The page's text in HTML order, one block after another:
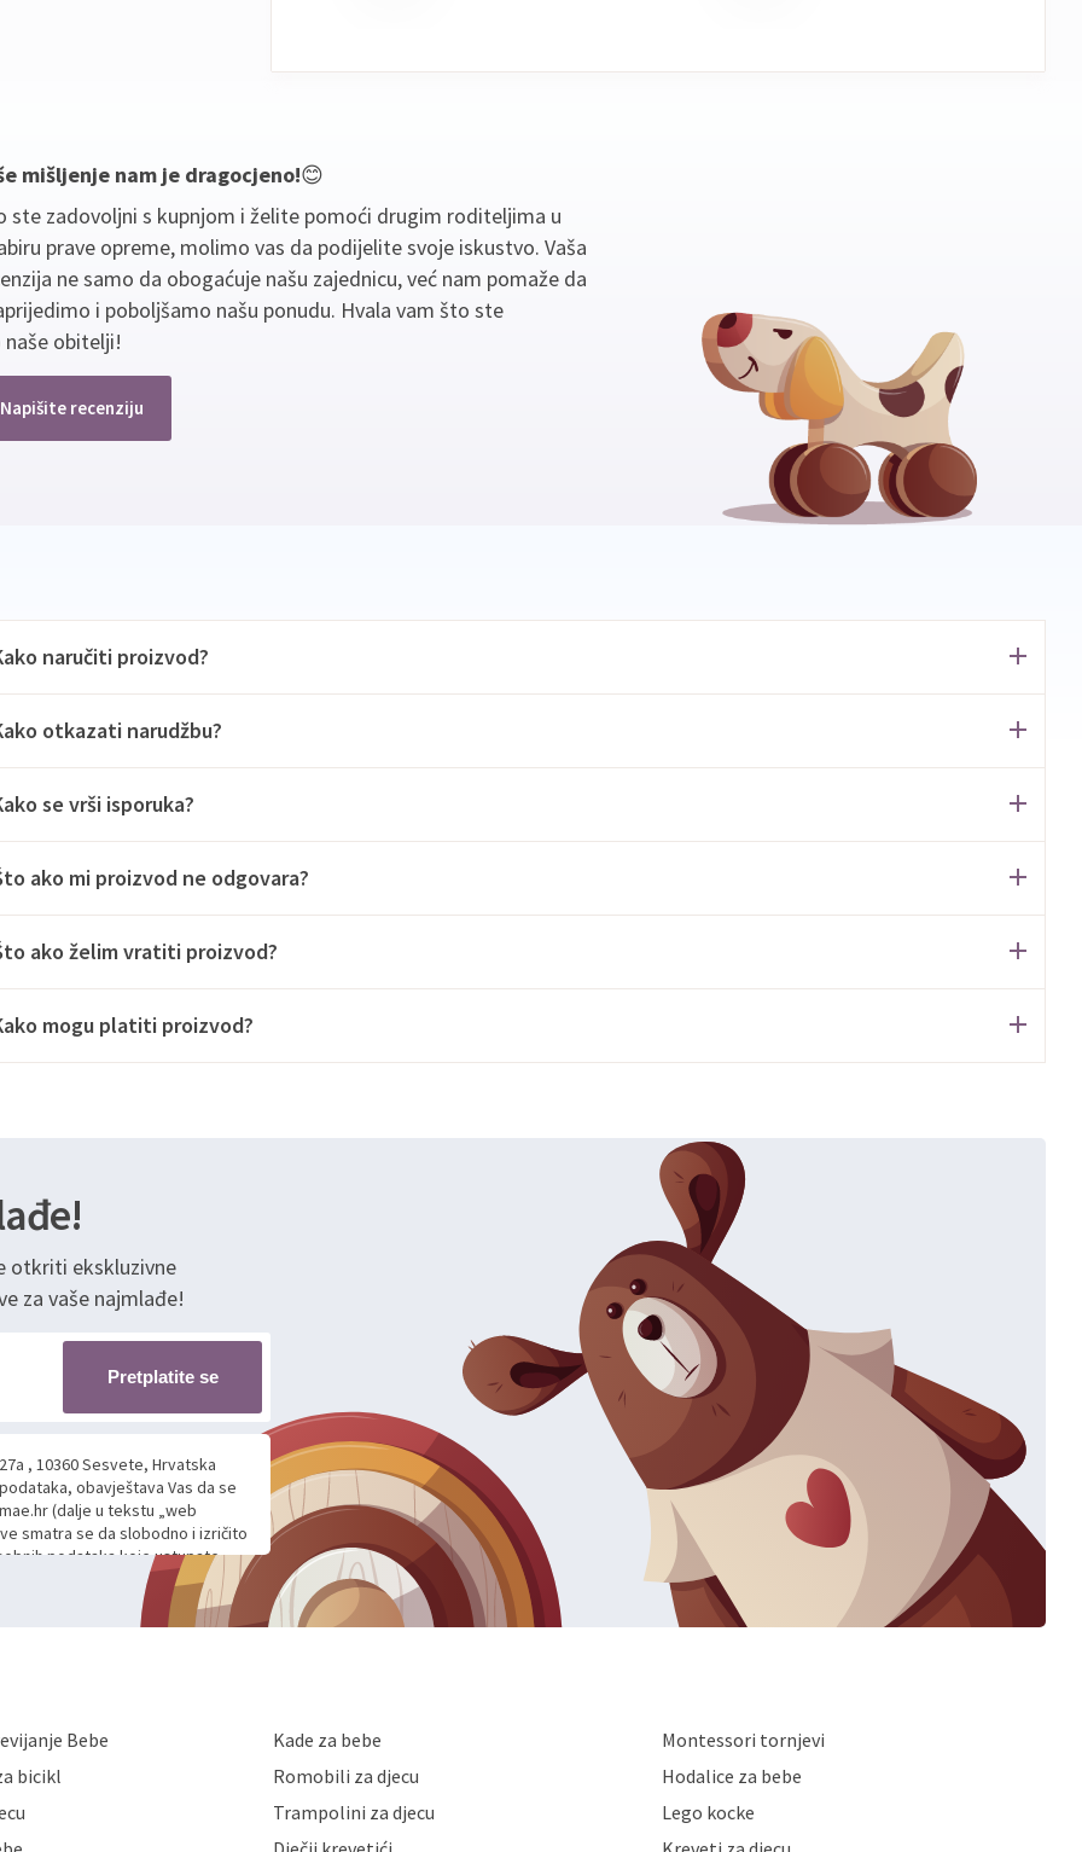
mišljenje nam je dragocjeno!😊
ste zadovoljni s kupnjom i želite pomoći drugim roditeljima u
prave opreme, molimo vas da podijelite svoje iskustvo. Vaša
ne samo da obogaćuje našu zajednicu, već nam pomaže da
i poboljšamo našu ponudu. Hvala vam što ste
naše obitelji!
Napišite recenziju
naručiti proizvod?
otkazati narudžbu?
se vrši isporuka?
ako mi proizvod ne odgovara?
ako želim vratiti proizvod?
mogu platiti proizvod?
otkriti ekskluzivne
za vaše najmlađe!
Pretplatite se
, 10360 Sesvete, Hrvatska
obavještava Vas da se
(dalje u tekstu „web
smatra se da slobodno i izričito
podataka koje ustupate
komunikacije na Vaš upit
davanju podataka te ovu Izjavu
osobne podatke u jednu od
koju možete pročitati
osobnih podataka od
povjerljivost Vaših osobnih
podataka samo onim svojim
Bebe Kade za bebe
Montessori tornjevi
bicikl Romobili za djecu
Hodalice za bebe
Trampolini za djecu
Lego kocke